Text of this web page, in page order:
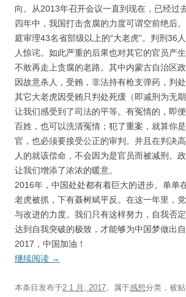
向。从2013年召开会议一直到现在，已经过
四年中，我国打击贪腐的力度可谓空前绝后
庭审理43名省部级以上的“大老虎”。判刑36
人惊诧。如此严重的后果也对其它的官员产
不敢再走上贪腐的老路。其中内蒙古自治区
因故意杀人，受贿，非法持有枪支弹药，判
其它大老虎因受贿只判处死缓（即减刑为无
让我们感受到了司法的平等。有冤情的，即
百姓，也可以洗清冤情；犯了重案，就算你
官，也必须要接受公正的审判。并且在判决
人的就该偿命，不会因为是官员而被减刑。
让我们增添了浓浓的暖意。
2016年，中国处处都有着巨大的进步。单单
老虎被抓，下有聂树斌平反。在这一年里，
与改进的力度。我们只有这样努力，自我否
达到自我突破的极致，才能够为中国梦做出自
2017，中国加油！
继续阅读 →
本条目发布于2 1 月, 2017。属于感想分类，被贴